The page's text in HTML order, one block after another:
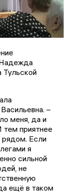
Надежда
Тульской
–
меня, да и
приятнее
рядом. Если
я
сильной
не
ещё в таком